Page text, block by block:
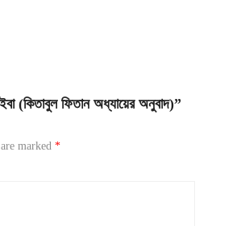
ফিতান অধ্যায়ের অনুবাদ)”
marked*